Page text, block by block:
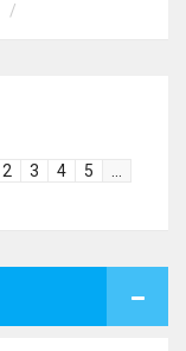
2 3 4 5